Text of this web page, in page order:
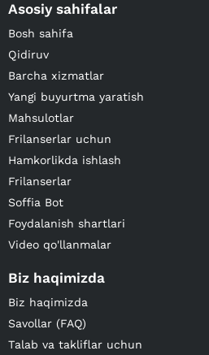
Asosiy sahifalar
Bosh sahifa
Qidiruv
Barcha xizmatlar
Yangi buyurtma yaratish
Mahsulotlar
Frilanserlar uchun
Hamkorlikda ishlash
Frilanserlar
Soffia Bot
Foydalanish shartlari
Video qo'llanmalar
Biz haqimizda
Biz haqimizda
Savollar (FAQ)
Talab va takliflar uchun